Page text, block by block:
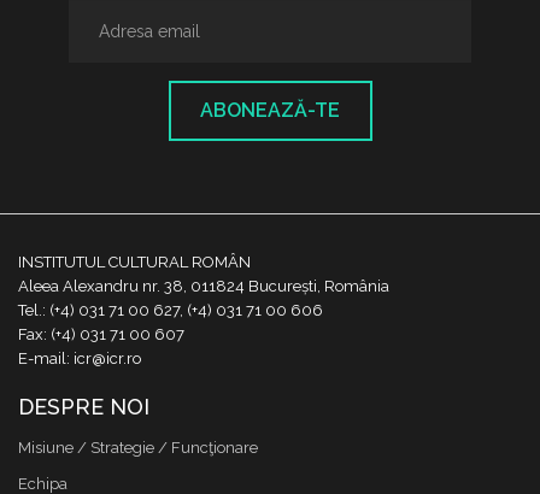
ABONEAZĂ-TE
INSTITUTUL CULTURAL ROMÂN
Aleea Alexandru nr. 38, 011824 București, România
Tel.: (+4) 031 71 00 627, (+4) 031 71 00 606
Fax: (+4) 031 71 00 607
E-mail: icr@icr.ro
DESPRE NOI
Misiune / Strategie / Funcţionare
Echipa